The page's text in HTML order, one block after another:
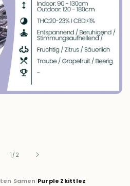
1 /von
2
Samen›Purple Zkittlez